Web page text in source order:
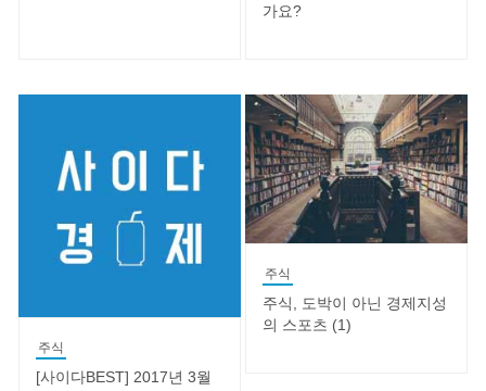
가요?
주식
[사이다BEST] 2017년 3월
주식
주식, 도박이 아닌 경제지성
의 스포츠 (1)